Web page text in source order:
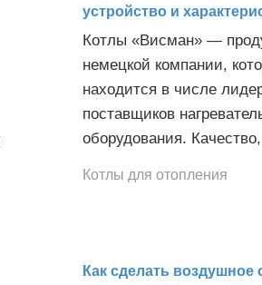
устройство и
Котлы «Висман» —
немецкой компании,
находится в числе
поставщиков
оборудования. Качество,
Котлы для отопления
Как сделать воздушное